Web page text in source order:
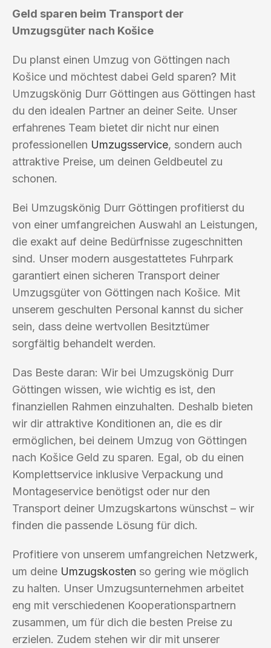
Geld sparen beim Transport der
Umzugsgüter nach Košice
Du planst einen Umzug von Göttingen nach
Košice und möchtest dabei Geld sparen? Mit
Umzugskönig Durr Göttingen aus Göttingen hast
du den idealen Partner an deiner Seite. Unser
erfahrenes Team bietet dir nicht nur einen
professionellen Umzugsservice, sondern auch
attraktive Preise, um deinen Geldbeutel zu
schonen.
Bei Umzugskönig Durr Göttingen profitierst du
von einer umfangreichen Auswahl an Leistungen,
die exakt auf deine Bedürfnisse zugeschnitten
sind. Unser modern ausgestattetes Fuhrpark
garantiert einen sicheren Transport deiner
Umzugsgüter von Göttingen nach Košice. Mit
unserem geschulten Personal kannst du sicher
sein, dass deine wertvollen Besitztümer
sorgfältig behandelt werden.
Das Beste daran: Wir bei Umzugskönig Durr
Göttingen wissen, wie wichtig es ist, den
finanziellen Rahmen einzuhalten. Deshalb bieten
wir dir attraktive Konditionen an, die es dir
ermöglichen, bei deinem Umzug von Göttingen
nach Košice Geld zu sparen. Egal, ob du einen
Komplettservice inklusive Verpackung und
Montageservice benötigst oder nur den
Transport deiner Umzugskartons wünschst – wir
finden die passende Lösung für dich.
Profitiere von unserem umfangreichen Netzwerk,
um deine Umzugskosten so gering wie möglich
zu halten. Unser Umzugsunternehmen arbeitet
eng mit verschiedenen Kooperationspartnern
zusammen, um für dich die besten Preise zu
erzielen. Zudem stehen wir dir mit unserer